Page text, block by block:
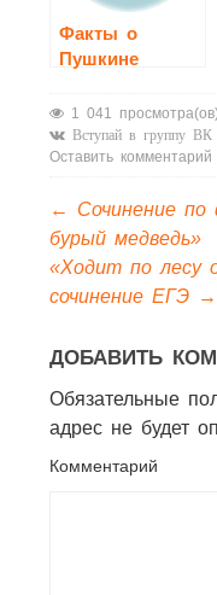
Факты о
Пушкине
1 041 просмотра(ов)
Вступай в группу ВК
Оставить комментарий
←
Сочинение
бурый медведь»
«Ходит по лесу
сочинение ЕГЭ →
ДОБАВИТЬ
Обязательные
адрес не будет
Комментарий